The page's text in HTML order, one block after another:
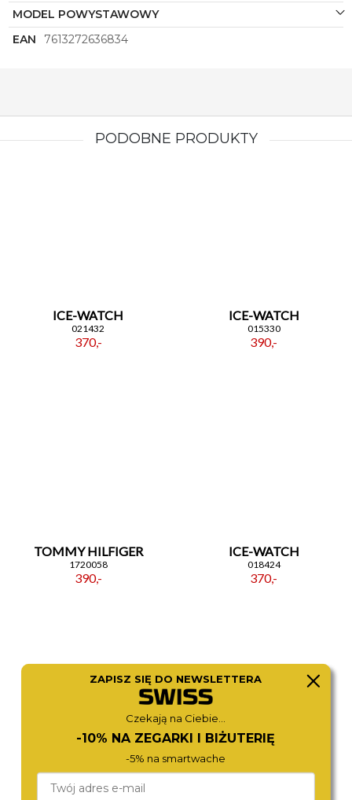
MODEL POWYSTAWOWY
EAN
7613272636834
PODOBNE PRODUKTY
ICE-WATCH
021432
370,-
ICE-WATCH
015330
390,-
TOMMY HILFIGER
1720058
390,-
ICE-WATCH
018424
370,-
LACOSTE
ZAPISZ SIĘ DO NEWSLETTERA
Czekają na Ciebie...
-10% NA ZEGARKI I BIŻUTERIĘ
-5% na smartwache